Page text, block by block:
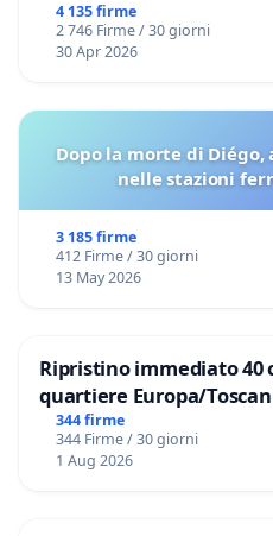
4 135 firme
2 746 Firme / 30 giorni
30 Apr 2026
Dopo la morte di Diégo,
nelle stazioni
3 185 firme
412 Firme / 30 giorni
13 May 2026
Ripristino immediato 40
quartiere Europa/
344 firme
344 Firme / 30 giorni
1 Aug 2026